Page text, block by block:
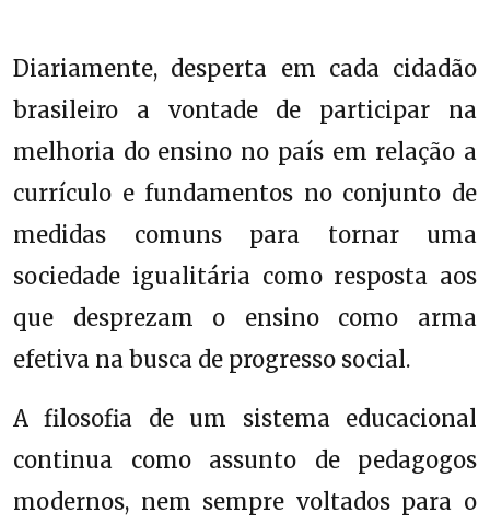
Diariamente, desperta em cada cidadão
brasileiro a vontade de participar na
melhoria do ensino no país em relação a
currículo e fundamentos no conjunto de
medidas comuns para tornar uma
sociedade igualitária como resposta aos
que desprezam o ensino como arma
efetiva na busca de progresso social.
A filosofia de um sistema educacional
continua como assunto de pedagogos
modernos, nem sempre voltados para o